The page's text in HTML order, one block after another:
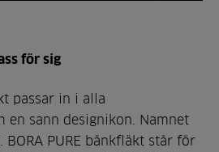
för sig
passar in i alla
en sann designikon. Namnet
BORA PURE bänkfläkt står för